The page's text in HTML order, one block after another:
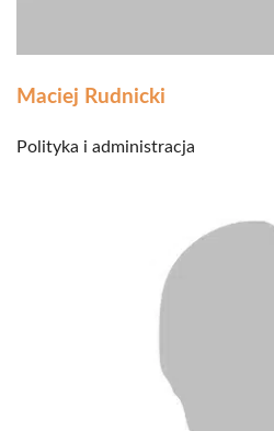
Maciej Rudnicki
Polityka i administracja